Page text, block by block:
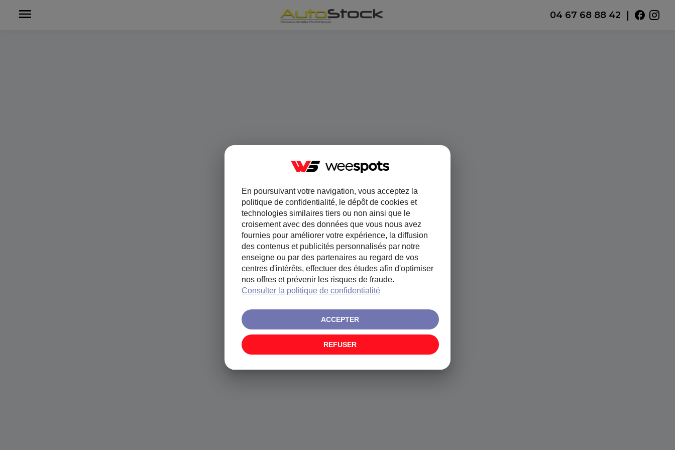
04 67 68 88 42 |
CETTE PAGE N'EXISTE PAS
En poursuivant votre navigation, vous acceptez la
politique de confidentialité, le dépôt de cookies et
technologies similaires tiers ou non ainsi que le
croisement avec des données que vous nous avez
fournies pour améliorer votre expérience, la diffusion
des contenus et publicités personnalisés par notre
enseigne ou par des partenaires au regard de vos
centres d'intérêts, effectuer des études afin d'optimiser
nos offres et prévenir les risques de fraude.
Consulter la politique de confidentialité
ACCEPTER
REFUSER